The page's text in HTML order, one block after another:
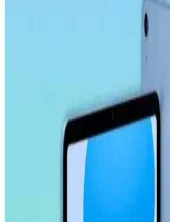
Microsonic temperli cam ekran koruyucu,
X810 modeline özel tasarımıyla yüksek
Çizilmelere karşı dirençli, kolay
Ally 9.0 stylus kalem, yüksek hassasiyet,
tasarımıyla akıllı tahta, tablet ve
yoğun çalışma ve eğitim ortamlarına uygun
Samsung Galaxy Tab S10 FE
Ekran Koruyucu İncelemesi ve
Samsung Galaxy Tab S10 FE Plus için
koruyucu, yüksek dayanıklılık ve kolay
ekranı çizilmelere ve darbelere karşı korur.